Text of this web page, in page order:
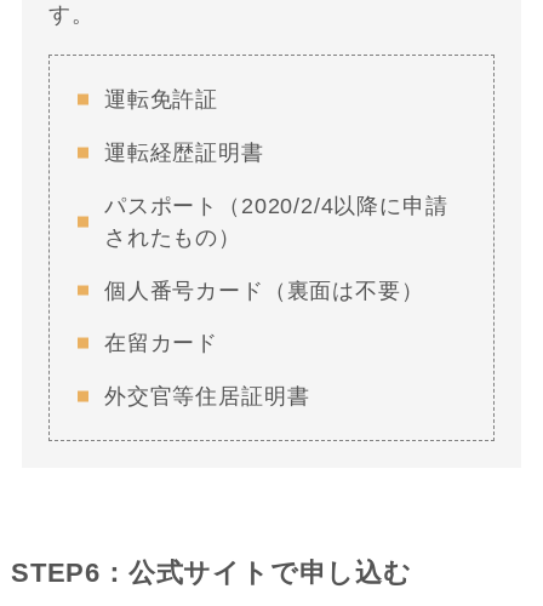
す。
運転免許証
運転経歴証明書
パスポート（2020/2/4以降に申請
されたもの）
個人番号カード（裏面は不要）
在留カード
外交官等住居証明書
STEP6：公式サイトで申し込む